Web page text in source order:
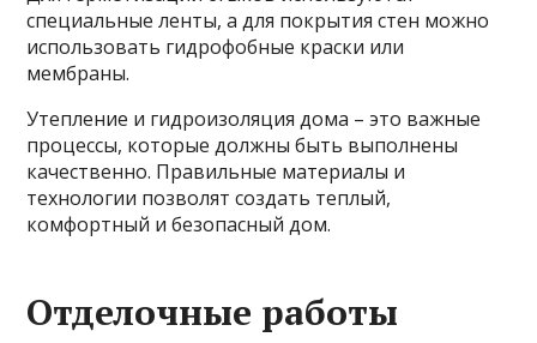
специальные ленты, а для покрытия стен можно
использовать гидрофобные краски или
мембраны.
Утепление и гидроизоляция дома – это важные
процессы, которые должны быть выполнены
качественно. Правильные материалы и
технологии позволят создать теплый,
комфортный и безопасный дом.
Отделочные работы